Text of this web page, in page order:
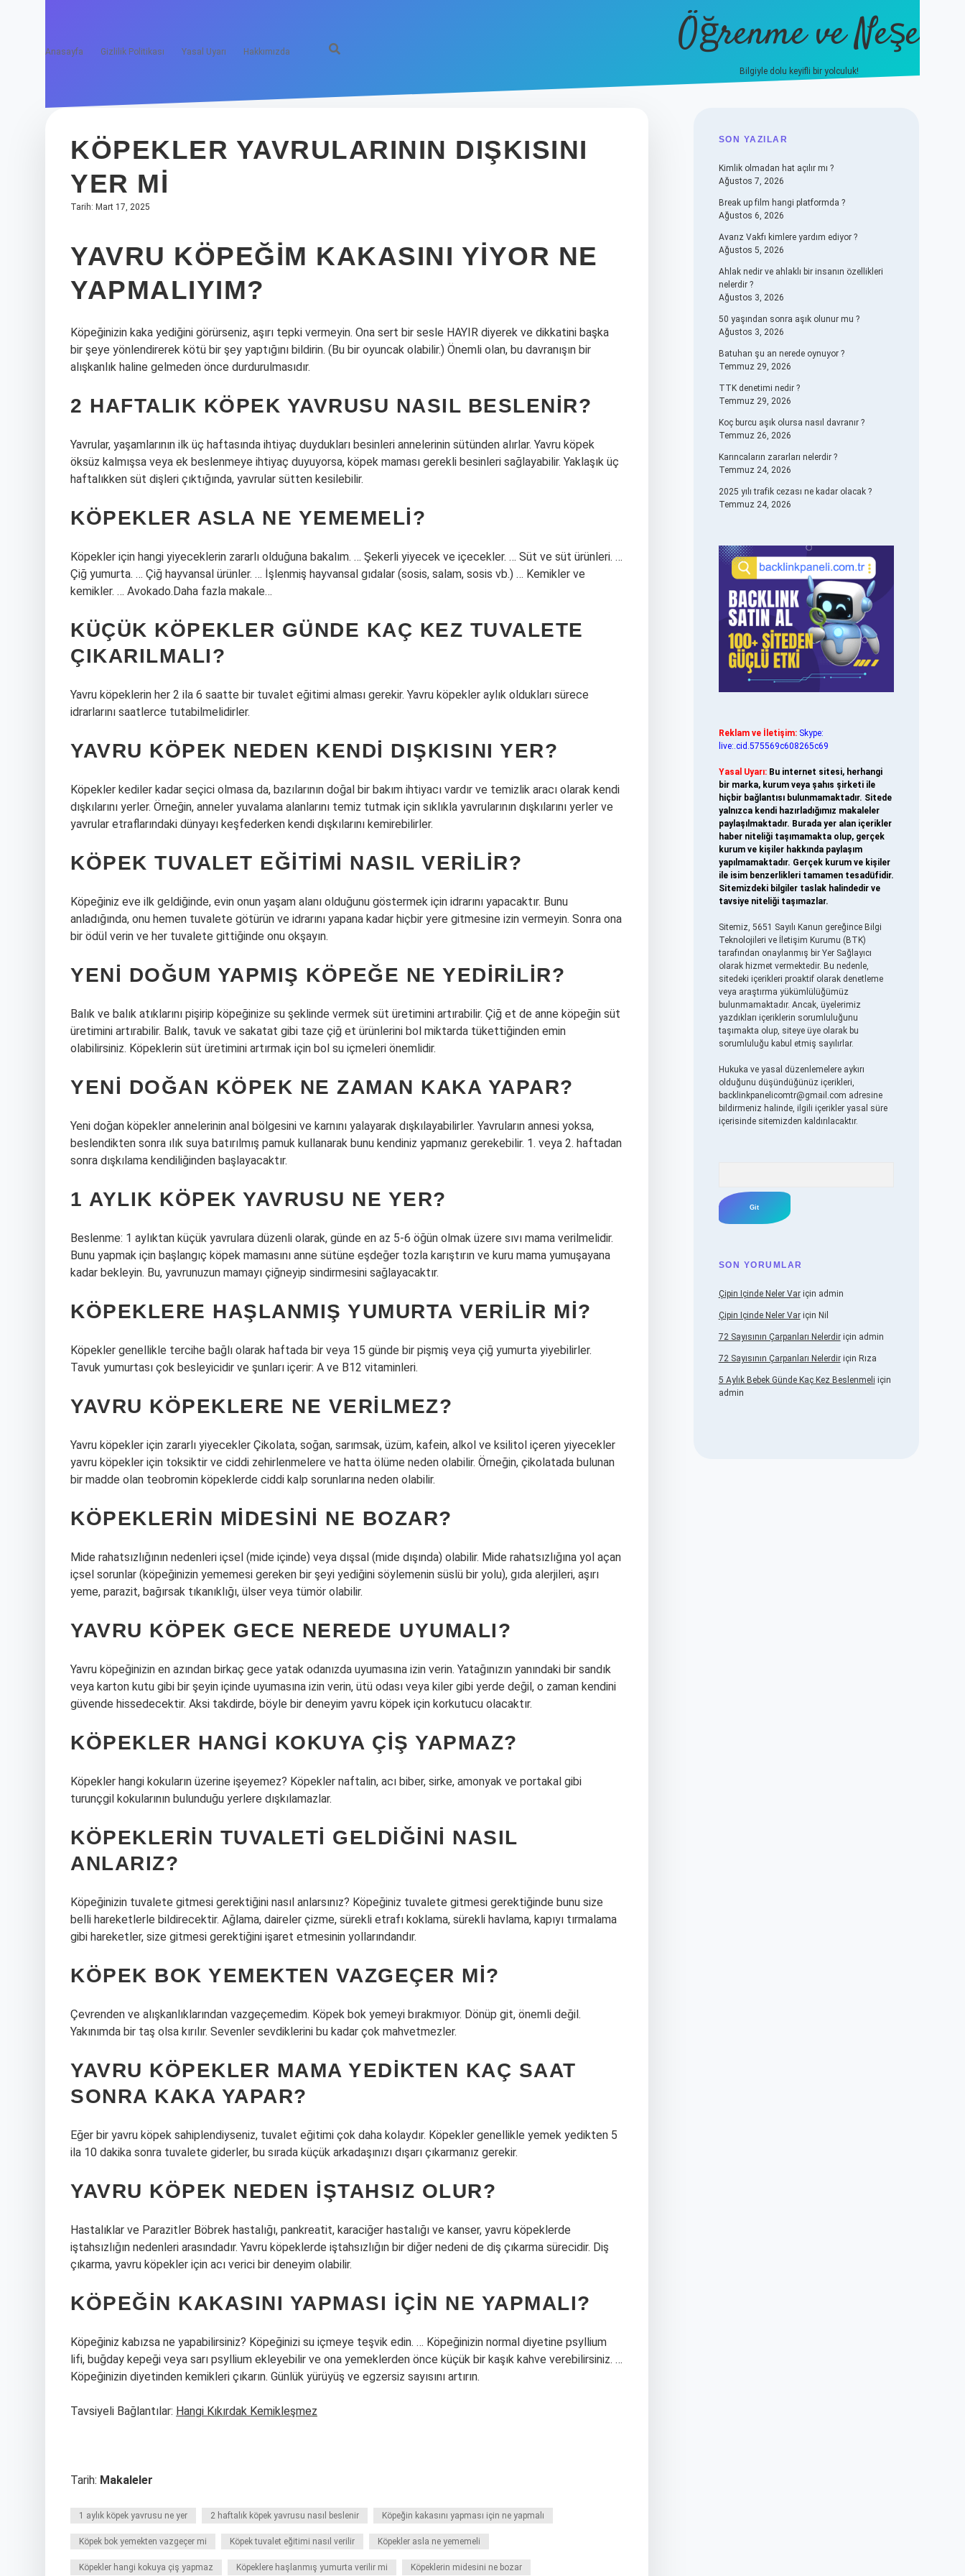
Anasayfa Gizlilik Politikası Yasal Uyarı Hakkımızda Öğrenme ve Neşe
Bilgiyle dolu keyifli bir yolculuk!
KÖPEKLER YAVRULARININ DIŞKISINI
YER MI
Tarih: Mart 17, 2025
YAVRU KÖPEĞIM KAKASINI YIYOR NE
YAPMALIYIM?
Köpeğinizin kaka yediğini görürseniz, aşırı tepki vermeyin. Ona sert bir sesle HAYIR diyerek ve dikkatini başka
bir şeye yönlendirerek kötü bir şey yaptığını bildirin. (Bu bir oyuncak olabilir.) Önemli olan, bu davranışın bir
alışkanlık haline gelmeden önce durdurulmasıdır.
2 HAFTALIK KÖPEK YAVRUSU NASIL BESLENIR?
Yavrular, yaşamlarının ilk üç haftasında ihtiyaç duydukları besinleri annelerinin sütünden alırlar. Yavru köpek
öksüz kalmışsa veya ek beslenmeye ihtiyaç duyuyorsa, köpek maması gerekli besinleri sağlayabilir. Yaklaşık üç
haftalıkken süt dişleri çıktığında, yavrular sütten kesilebilir.
KÖPEKLER ASLA NE YEMEMELI?
Köpekler için hangi yiyeceklerin zararlı olduğuna bakalım. … Şekerli yiyecek ve içecekler. … Süt ve süt ürünleri. …
Çiğ yumurta. … Çiğ hayvansal ürünler. … İşlenmiş hayvansal gıdalar (sosis, salam, sosis vb.) … Kemikler ve
kemikler. … Avokado.Daha fazla makale…
KÜÇÜK KÖPEKLER GÜNDE KAÇ KEZ TUVALETE
ÇIKARILMALI?
Yavru köpeklerin her 2 ila 6 saatte bir tuvalet eğitimi alması gerekir. Yavru köpekler aylık oldukları sürece
idrarlarını saatlerce tutabilmelidirler.
YAVRU KÖPEK NEDEN KENDI DIŞKISINI YER?
Köpekler kediler kadar seçici olmasa da, bazılarının doğal bir bakım ihtiyacı vardır ve temizlik aracı olarak kendi
dışkılarını yerler. Örneğin, anneler yuvalama alanlarını temiz tutmak için sıklıkla yavrularının dışkılarını yerler ve
yavrular etraflarındaki dünyayı keşfederken kendi dışkılarını kemirebilirler.
KÖPEK TUVALET EĞITIMI NASIL VERILIR?
Köpeğiniz eve ilk geldiğinde, evin onun yaşam alanı olduğunu göstermek için idrarını yapacaktır. Bunu
anladığında, onu hemen tuvalete götürün ve idrarını yapana kadar hiçbir yere gitmesine izin vermeyin. Sonra ona
bir ödül verin ve her tuvalete gittiğinde onu okşayın.
YENI DOĞUM YAPMIŞ KÖPEĞE NE YEDIRILIR?
Balık ve balık atıklarını pişirip köpeğinize su şeklinde vermek süt üretimini artırabilir. Çiğ et de anne köpeğin süt
üretimini artırabilir. Balık, tavuk ve sakatat gibi taze çiğ et ürünlerini bol miktarda tükettiğinden emin
olabilirsiniz. Köpeklerin süt üretimini artırmak için bol su içmeleri önemlidir.
YENI DOĞAN KÖPEK NE ZAMAN KAKA YAPAR?
Yeni doğan köpekler annelerinin anal bölgesini ve karnını yalayarak dışkılayabilirler. Yavruların annesi yoksa,
beslendikten sonra ılık suya batırılmış pamuk kullanarak bunu kendiniz yapmanız gerekebilir. 1. veya 2. haftadan
sonra dışkılama kendiliğinden başlayacaktır.
1 AYLIK KÖPEK YAVRUSU NE YER?
Beslenme: 1 aylıktan küçük yavrulara düzenli olarak, günde en az 5-6 öğün olmak üzere sıvı mama verilmelidir.
Bunu yapmak için başlangıç ​​köpek mamasını anne sütüne eşdeğer tozla karıştırın ve kuru mama yumuşayana
kadar bekleyin. Bu, yavrunuzun mamayı çiğneyip sindirmesini sağlayacaktır.
KÖPEKLERE HAŞLANMIŞ YUMURTA VERILIR MI?
Köpekler genellikle tercihe bağlı olarak haftada bir veya 15 günde bir pişmiş veya çiğ yumurta yiyebilirler.
Tavuk yumurtası çok besleyicidir ve şunları içerir: A ve B12 vitaminleri.
YAVRU KÖPEKLERE NE VERILMEZ?
Yavru köpekler için zararlı yiyecekler Çikolata, soğan, sarımsak, üzüm, kafein, alkol ve ksilitol içeren yiyecekler
yavru köpekler için toksiktir ve ciddi zehirlenmelere ve hatta ölüme neden olabilir. Örneğin, çikolatada bulunan
bir madde olan teobromin köpeklerde ciddi kalp sorunlarına neden olabilir.
KÖPEKLERIN MIDESINI NE BOZAR?
Mide rahatsızlığının nedenleri içsel (mide içinde) veya dışsal (mide dışında) olabilir. Mide rahatsızlığına yol açan
içsel sorunlar (köpeğinizin yememesi gereken bir şeyi yediğini söylemenin süslü bir yolu), gıda alerjileri, aşırı
yeme, parazit, bağırsak tıkanıklığı, ülser veya tümör olabilir.
YAVRU KÖPEK GECE NEREDE UYUMALI?
Yavru köpeğinizin en azından birkaç gece yatak odanızda uyumasına izin verin. Yatağınızın yanındaki bir sandık
veya karton kutu gibi bir şeyin içinde uyumasına izin verin, ütü odası veya kiler gibi yerde değil, o zaman kendini
güvende hissedecektir. Aksi takdirde, böyle bir deneyim yavru köpek için korkutucu olacaktır.
KÖPEKLER HANGI KOKUYA ÇIŞ YAPMAZ?
Köpekler hangi kokuların üzerine işeyemez? Köpekler naftalin, acı biber, sirke, amonyak ve portakal gibi
turunçgil kokularının bulunduğu yerlere dışkılamazlar.
KÖPEKLERIN TUVALETI GELDIĞINI NASIL
ANLARIZ?
Köpeğinizin tuvalete gitmesi gerektiğini nasıl anlarsınız? Köpeğiniz tuvalete gitmesi gerektiğinde bunu size
belli hareketlerle bildirecektir. Ağlama, daireler çizme, sürekli etrafı koklama, sürekli havlama, kapıyı tırmalama
gibi hareketler, size gitmesi gerektiğini işaret etmesinin yollarındandır.
KÖPEK BOK YEMEKTEN VAZGEÇER MI?
Çevrenden ve alışkanlıklarından vazgeçemedim. Köpek bok yemeyi bırakmıyor. Dönüp git, önemli değil.
Yakınımda bir taş olsa kırılır. Sevenler sevdiklerini bu kadar çok mahvetmezler.
YAVRU KÖPEKLER MAMA YEDIKTEN KAÇ SAAT
SONRA KAKA YAPAR?
Eğer bir yavru köpek sahiplendiyseniz, tuvalet eğitimi çok daha kolaydır. Köpekler genellikle yemek yedikten 5
ila 10 dakika sonra tuvalete giderler, bu sırada küçük arkadaşınızı dışarı çıkarmanız gerekir.
YAVRU KÖPEK NEDEN IŞTAHSIZ OLUR?
Hastalıklar ve Parazitler Böbrek hastalığı, pankreatit, karaciğer hastalığı ve kanser, yavru köpeklerde
iştahsızlığın nedenleri arasındadır. Yavru köpeklerde iştahsızlığın bir diğer nedeni de diş çıkarma sürecidir. Diş
çıkarma, yavru köpekler için acı verici bir deneyim olabilir.
KÖPEĞIN KAKASINI YAPMASI IÇIN NE YAPMALI?
Köpeğiniz kabızsa ne yapabilirsiniz? Köpeğinizi su içmeye teşvik edin. … Köpeğinizin normal diyetine psyllium
lifi, buğday kepeği veya sarı psyllium ekleyebilir ve ona yemeklerden önce küçük bir kaşık kahve verebilirsiniz. …
Köpeğinizin diyetinden kemikleri çıkarın. Günlük yürüyüş ve egzersiz sayısını artırın.
Tavsiyeli Bağlantılar: Hangi Kıkırdak Kemikleşmez
Tarih: Makaleler
1 aylık köpek yavrusu ne yer 2 haftalık köpek yavrusu nasıl beslenir Köpeğin kakasını yapması için ne yapmalı
Köpek bok yemekten vazgeçer mi Köpek tuvalet eğitimi nasıl verilir Köpekler asla ne yememeli
Köpekler hangi kokuya çiş yapmaz Köpeklere haşlanmış yumurta verilir mi Köpeklerin midesini ne bozar
SIDEBAR
SON YAZILAR
Kimlik olmadan hat açılır mı ?
Ağustos 7, 2026
Break up film hangi platformda ?
Ağustos 6, 2026
Avarız Vakfı kimlere yardım ediyor ?
Ağustos 5, 2026
Ahlak nedir ve ahlaklı bir insanın özellikleri
nelerdir ?
Ağustos 3, 2026
50 yaşından sonra aşık olunur mu ?
Ağustos 3, 2026
Batuhan şu an nerede oynuyor ?
Temmuz 29, 2026
TTK denetimi nedir ?
Temmuz 29, 2026
Koç burcu aşık olursa nasıl davranır ?
Temmuz 26, 2026
Karıncaların zararları nelerdir ?
Temmuz 24, 2026
2025 yılı trafik cezası ne kadar olacak ?
Temmuz 24, 2026
Reklam ve İletişim: Skype:
live:.cid.575569c608265c69
Yasal Uyarı: Bu internet sitesi, herhangi
bir marka, kurum veya şahıs şirketi ile
hiçbir bağlantısı bulunmamaktadır. Sitede
yalnızca kendi hazırladığımız makaleler
paylaşılmaktadır. Burada yer alan içerikler
haber niteliği taşımamakta olup, gerçek
kurum ve kişiler hakkında paylaşım
yapılmamaktadır. Gerçek kurum ve kişiler
ile isim benzerlikleri tamamen tesadüfidir.
Sitemizdeki bilgiler taslak halindedir ve
tavsiye niteliği taşımazlar.
Sitemiz, 5651 Sayılı Kanun gereğince Bilgi
Teknolojileri ve İletişim Kurumu (BTK)
tarafından onaylanmış bir Yer Sağlayıcı
olarak hizmet vermektedir. Bu nedenle,
sitedeki içerikleri proaktif olarak denetleme
veya araştırma yükümlülüğümüz
bulunmamaktadır. Ancak, üyelerimiz
yazdıkları içeriklerin sorumluluğunu
taşımakta olup, siteye üye olarak bu
sorumluluğu kabul etmiş sayılırlar.
Hukuka ve yasal düzenlemelere aykırı
olduğunu düşündüğünüz içerikleri,
backlinkpanelicomtr@gmail.com adresine
bildirmeniz halinde, ilgili içerikler yasal süre
içerisinde sitemizden kaldırılacaktır.
SON YORUMLAR
Çipin Içinde Neler Variçin admin
Çipin Içinde Neler Variçin Nil
72 Sayısının Çarpanları Nelerdiriçin admin
72 Sayısının Çarpanları Nelerdiriçin Rıza
5 Aylık Bebek Günde Kaç Kez Beslenmeli için
admin